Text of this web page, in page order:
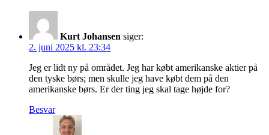
Kurt Johansen siger:
2. juni 2025 kl. 23:34
Jeg er lidt ny på området. Jeg har købt amerikanske aktier på
den tyske børs; men skulle jeg have købt dem på den
amerikanske børs. Er der ting jeg skal tage højde for?
Besvar